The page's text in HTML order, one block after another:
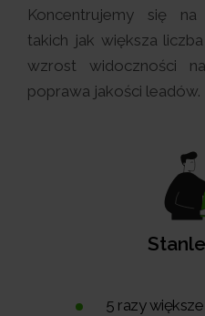
Koncentrujemy się
takich jak większa
wzrost widoczności
poprawa jakości leadów.
5 razy